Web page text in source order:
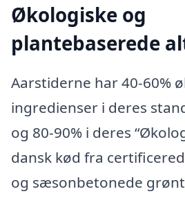
Økologiske og
plantebaserede
Aarstiderne har 40-60%
ingredienser i deres
og 80-90% i deres
dansk kød fra
og sæsonbetonede